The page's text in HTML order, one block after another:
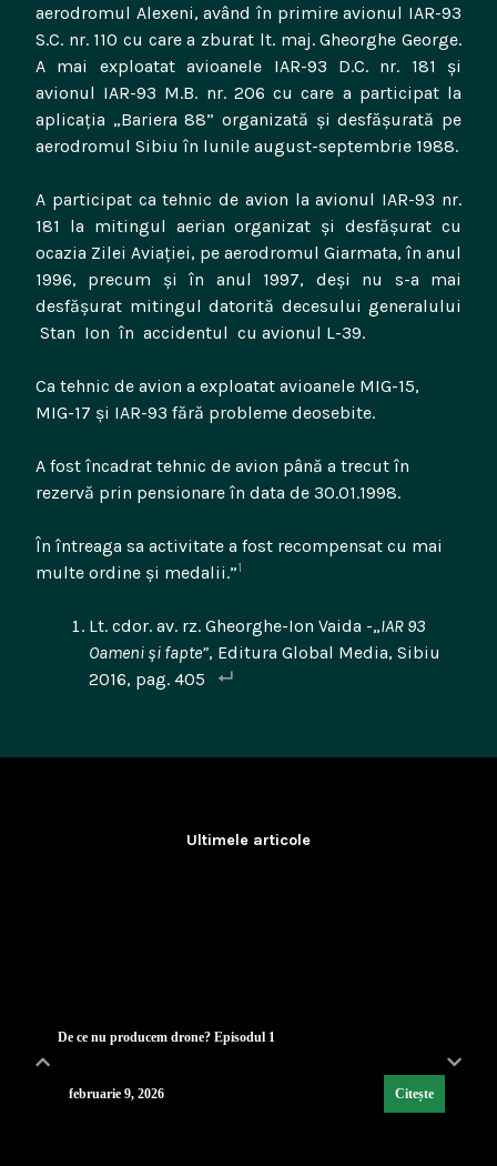
aerodromul Alexeni, având în primire avionul IAR-93
S.C. nr. 110 cu care a zburat lt. maj. Gheorghe George.
A mai exploatat avioanele IAR-93 D.C. nr. 181 şi
avionul IAR-93 M.B. nr. 206 cu care a participat la
aplicaţia „Bariera 88” organizată şi desfăşurată pe
aerodromul Sibiu în lunile august-septembrie 1988.
A participat ca tehnic de avion la avionul IAR-93 nr.
181 la mitingul aerian organizat şi desfăşurat cu
ocazia Zilei Aviaţiei, pe aerodromul Giarmata, în anul
1996, precum şi în anul 1997, deşi nu s-a mai
desfăşurat mitingul datorită decesului generalului
Stan Ion în accidentul cu avionul L-39.
Ca tehnic de avion a exploatat avioanele MIG-15,
MIG-17 şi IAR-93 fără probleme deosebite.
A fost încadrat tehnic de avion până a trecut în
rezervă prin pensionare în data de 30.01.1998.
În întreaga sa activitate a fost recompensat cu mai
multe ordine şi medalii.”1
Lt. cdor. av. rz. Gheorghe-Ion Vaida -„IAR 93
Oameni și fapte”, Editura Global Media, Sibiu
2016, pag. 405
Ultimele articole